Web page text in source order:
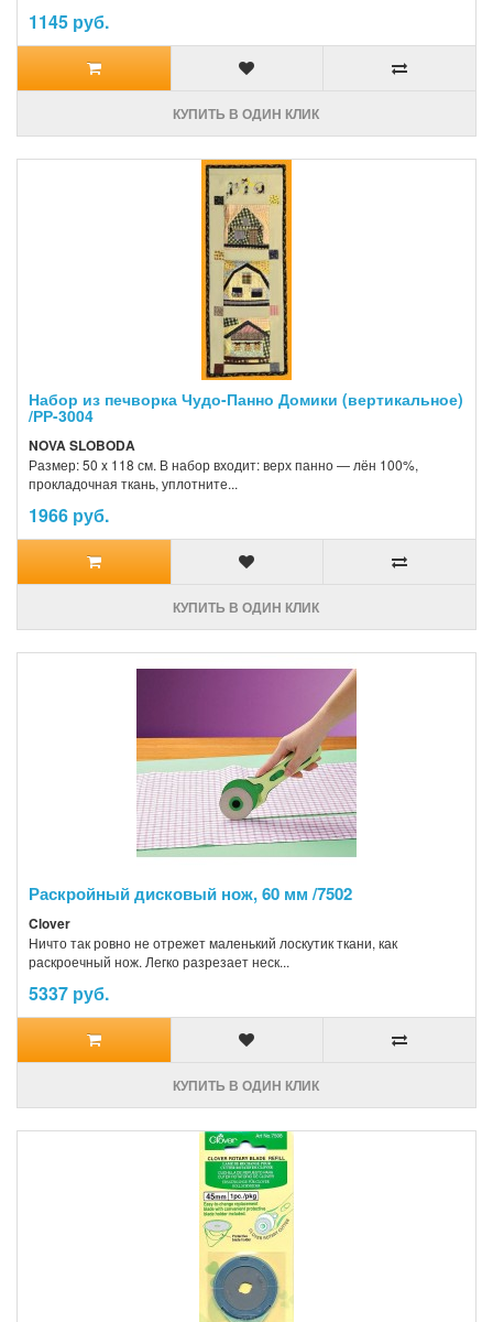
1145 руб.
КУПИТЬ В ОДИН КЛИК
Набор из печворка Чудо-Панно Домики (вертикальное)
/РР-3004
NOVA SLOBODA
Размер: 50 x 118 см. В набор входит: верх панно — лён 100%,
прокладочная ткань, уплотните...
1966 руб.
КУПИТЬ В ОДИН КЛИК
Раскройный дисковый нож, 60 мм /7502
Clover
Ничто так ровно не отрежет маленький лоскутик ткани, как
раскроечный нож. Легко разрезает неск...
5337 руб.
КУПИТЬ В ОДИН КЛИК